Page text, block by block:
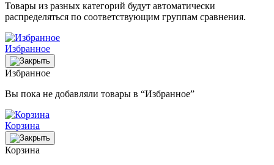
Товары из разных категорий будут автоматически
распределяться по соответствующим группам сравнения.
Избранное
Избранное
Вы пока не добавляли товары в “Избранное”
Корзина
Корзина